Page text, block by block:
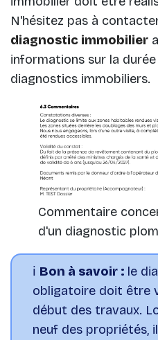
N'hésitez pas à
diagnostic immobilier
informations sur la
diagnostics immobiliers.
Commentaire
d'un diagnostic
ℹ️ Bon à savoir : le
obligatoire doit être
début des travaux.
neuf des propriétés,